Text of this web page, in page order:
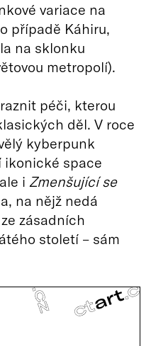
variace na
případě Káhiru,
na sklonku
metropolí).
péči, kterou
děl. V roce
kyberpunk
space
i Zmenšující se
na nějž nedá
zásadních
století – sám